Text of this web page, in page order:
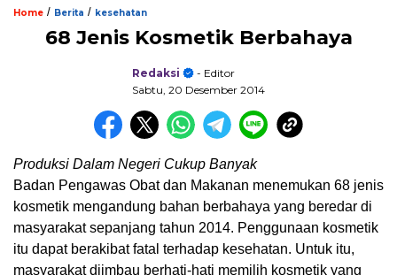
Home / Berita / kesehatan
68 Jenis Kosmetik Berbahaya
Redaksi
- Editor
Sabtu, 20 Desember 2014
Produksi Dalam Negeri Cukup Banyak
Badan Pengawas Obat dan Makanan menemukan 68 jenis
kosmetik mengandung bahan berbahaya yang beredar di
masyarakat sepanjang tahun 2014. Penggunaan kosmetik
itu dapat berakibat fatal terhadap kesehatan. Untuk itu,
masyarakat diimbau berhati-hati memilih kosmetik yang